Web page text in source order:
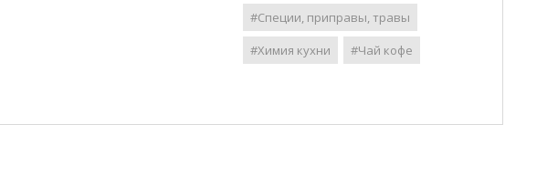
#Специи, приправы, травы
#Химия кухни
#Чай кофе